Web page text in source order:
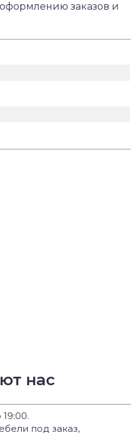
заказов и
нас
под заказ,